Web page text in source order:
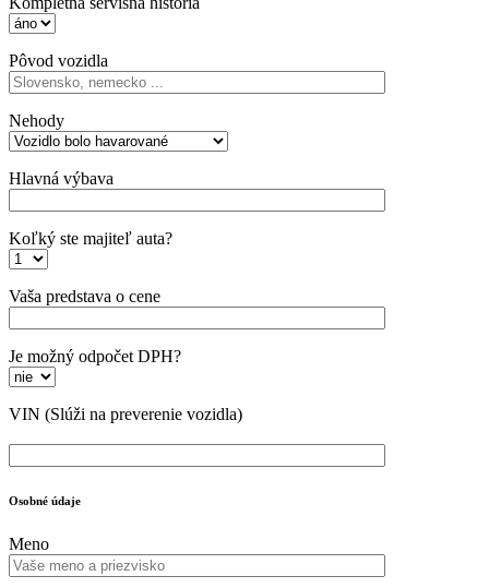
Pôvod vozidla
Nehody
Hlavná výbava
Koľký ste majiteľ auta?
Vaša predstava o cene
Je možný odpočet DPH?
VIN (Slúži na preverenie vozidla)
Osobné údaje
Meno